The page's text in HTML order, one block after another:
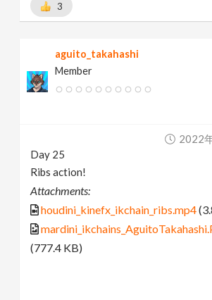
3
aguito_takahashi
Member
2022
Day 25
Ribs action!
Attachments:
houdini_kinefx_ikchain_ribs.mp4
(777.4 KB)